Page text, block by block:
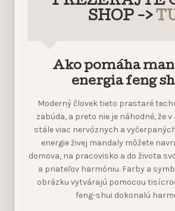
SHOP ->
Ako pomáha
energia feng
Moderný človek tieto prastaré
zabúda, a preto nie je náhodné, že
stále viac nervóznych a
energie živej mandaly môžete
domova, na pracovisko a do života
a priateľov harmóniu. Farby a
obrázku vytvárajú pomocou
feng-shui dokonalú